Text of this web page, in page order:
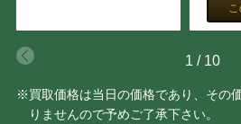
1 / 10
※買取価格は当日の価格であり、その
りませんので予めご了承下さい。